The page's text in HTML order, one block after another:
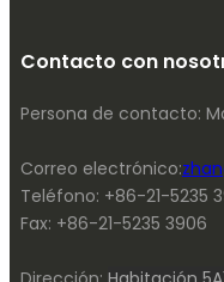
Contacto con
Persona de contacto:
Correo electrónico:
Teléfono: +86-21-5235
Fax: +86-21-5235 3906